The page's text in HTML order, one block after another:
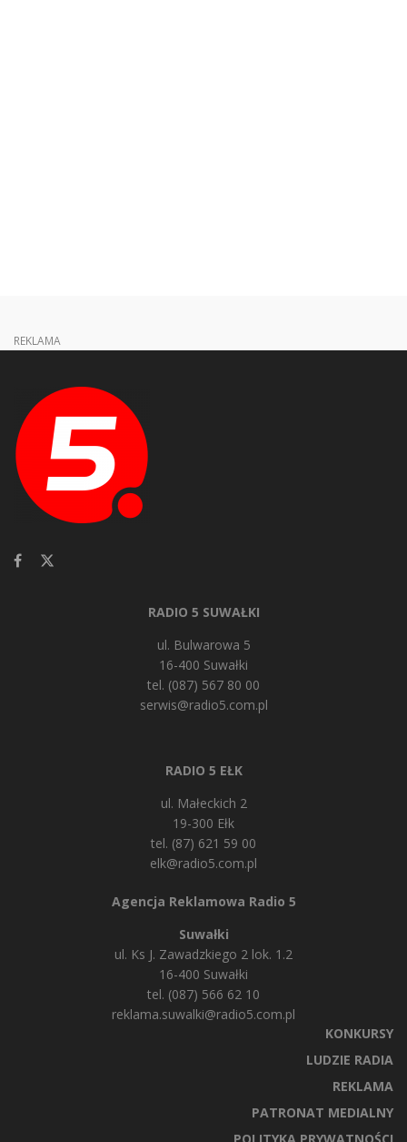
REKLAMA
RADIO 5 SUWAŁKI
ul. Bulwarowa 5
16-400 Suwałki
tel. (087) 567 80 00
serwis@radio5.com.pl
RADIO 5 EŁK
ul. Małeckich 2
19-300 Ełk
tel. (87) 621 59 00
elk@radio5.com.pl
Agencja Reklamowa Radio 5
Suwałki
ul. Ks J. Zawadzkiego 2 lok. 1.2
16-400 Suwałki
tel. (087) 566 62 10
reklama.suwalki@radio5.com.pl
KONKURSY
LUDZIE RADIA
REKLAMA
PATRONAT MEDIALNY